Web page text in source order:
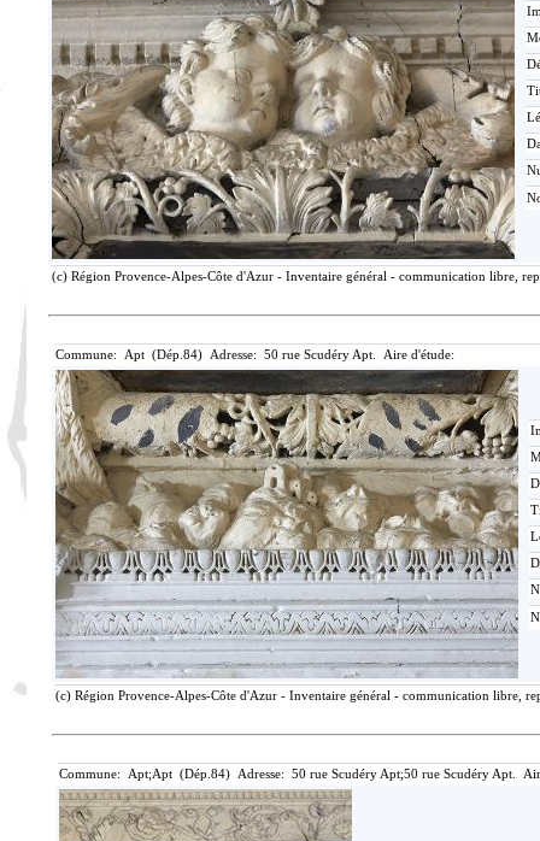
(c) Région Provence-Alpes-Côte d'Azur - Inventaire général - communication libre,
Commune: Apt (Dép.84) Adresse: 50 rue Scudéry Apt. Aire d'étude:
(c) Région Provence-Alpes-Côte d'Azur - Inventaire général - communication libre,
Commune: Apt;Apt (Dép.84) Adresse: 50 rue Scudéry Apt;50 rue Scudéry Apt.